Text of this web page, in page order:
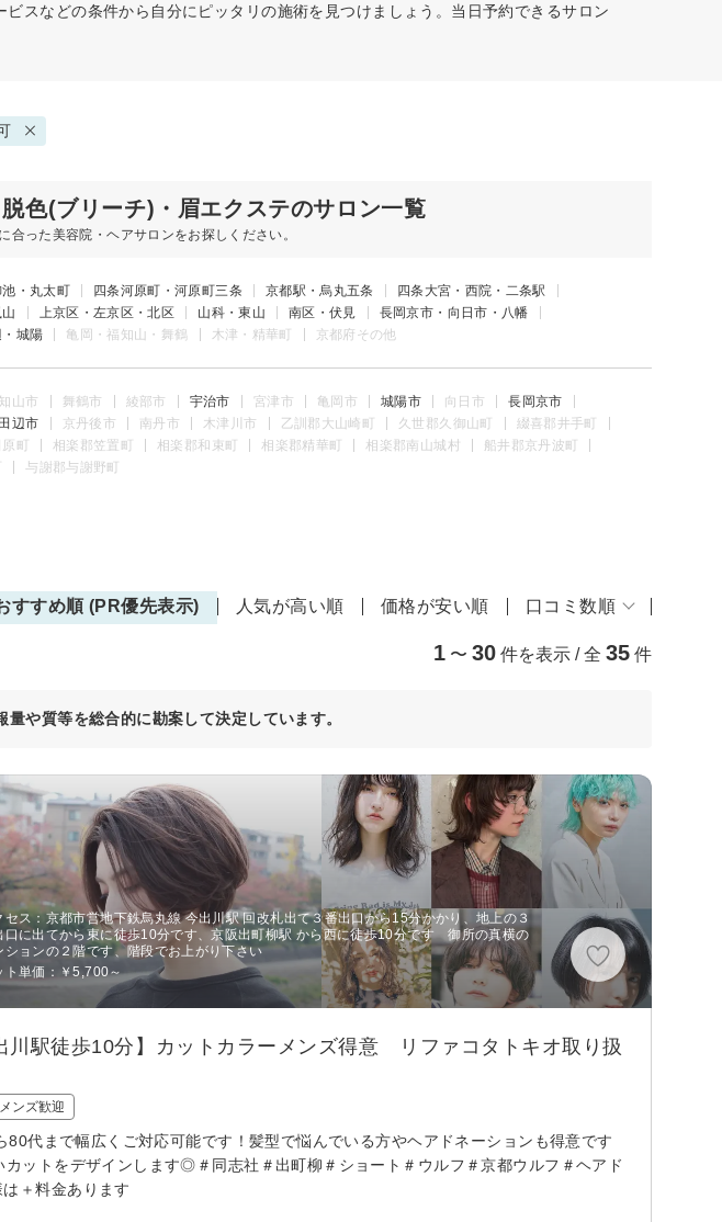
スなどの条件から自分にピッタリの施術を見つけましょう。当日予約できるサロン
色(ブリーチ)・眉エクステのサロン一覧
った美容院・ヘアサロンをお探しください。
・丸太町 四条河原町・河原町三条 京都駅・烏丸五条
四条大宮・西院・二条駅
上京区・左京区・北区 山科・東山 南区・伏見
長岡京市・向日市・八幡
城陽
亀岡・福知山・舞鶴 木津・精華町 京都府その他
山市 舞鶴市 綾部市 宇治市 宮津市 亀岡市 城陽市 向日市
長岡京市
辺市 京丹後市 南丹市 木津川市 乙訓郡大山崎町 久世郡久御山町
綴喜郡井手町
町
相楽郡笠置町 相楽郡和束町 相楽郡精華町 相楽郡南山城村
船井郡京丹波町
与謝郡与謝野町
すすめ順 (PR優先表示) 人気が高い順 価格が安い順 口コミ数順
1 〜 30 件を表示 / 全 35 件
や質等を総合的に勘案して決定しています。
セス：京都市営地下鉄烏丸線 今出川駅 回改札出て３番出口から15分かかり、地上の３
口に出てから東に徒歩10分です、京阪出町柳駅 から西に徒歩10分です 御所の真横の
ションの２階です、階段でお上がり下さい
ト単価： ￥5,700～
川駅徒歩10分】カットカラーメンズ得意 リファコタトキオ取り扱
メンズ歓迎
80代まで幅広くご対応可能です！髪型で悩んでいる方やヘアドネーションも得意です
ットをデザインします◎＃同志社＃出町柳＃ショート＃ウルフ＃京都ウルフ＃ヘアド
＋料金あります